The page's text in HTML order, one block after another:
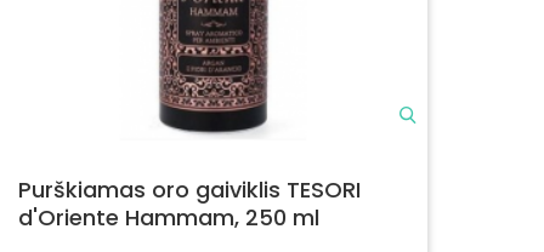
Purškiamas oro gaiviklis TESORI
d'Oriente Hammam, 250 ml